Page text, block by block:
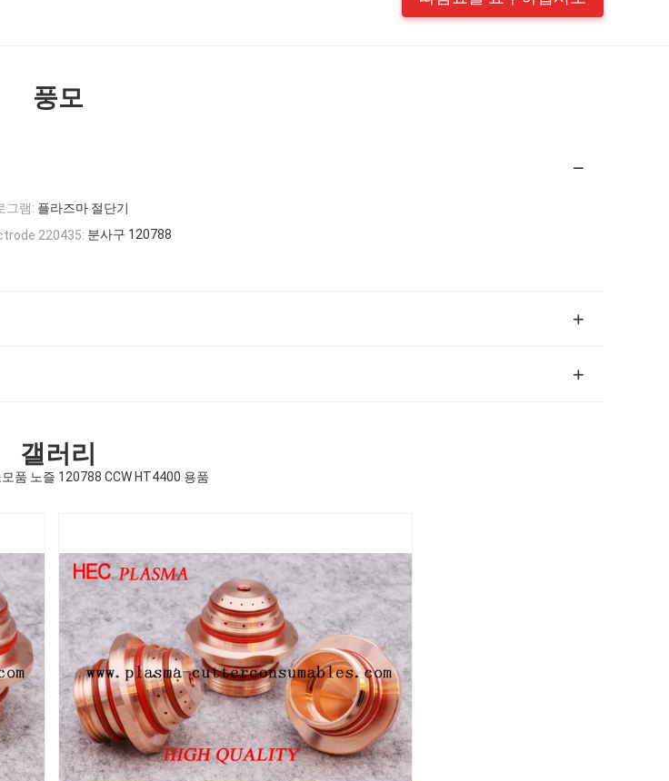
풍모
그램: 플라즈마 절단기
220435: 분사구 120788
갤러리
품 노즐 120788 CCW HT4400 용품